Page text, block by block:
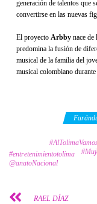
generación de talentos que
convertirse en las nuevas
El proyecto Arbby nace de
predomina la fusión de
musical de la familia del
musical colombiano
#entretenimientotolima
@anatoNacional
RAEL DÍAZ